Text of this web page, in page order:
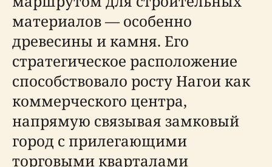
материалов — особенно
древесины и камня. Его
стратегическое расположение
способствовало росту Нагои как
коммерческого центра,
напрямую связывая замковый
город с прилегающими
торговыми кварталами